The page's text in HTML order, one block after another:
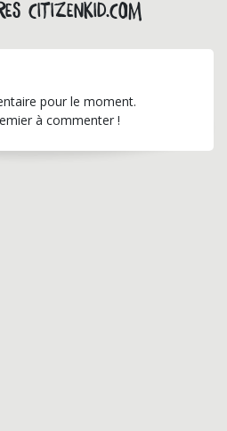
citizenkid.com
pour le moment.
à commenter !